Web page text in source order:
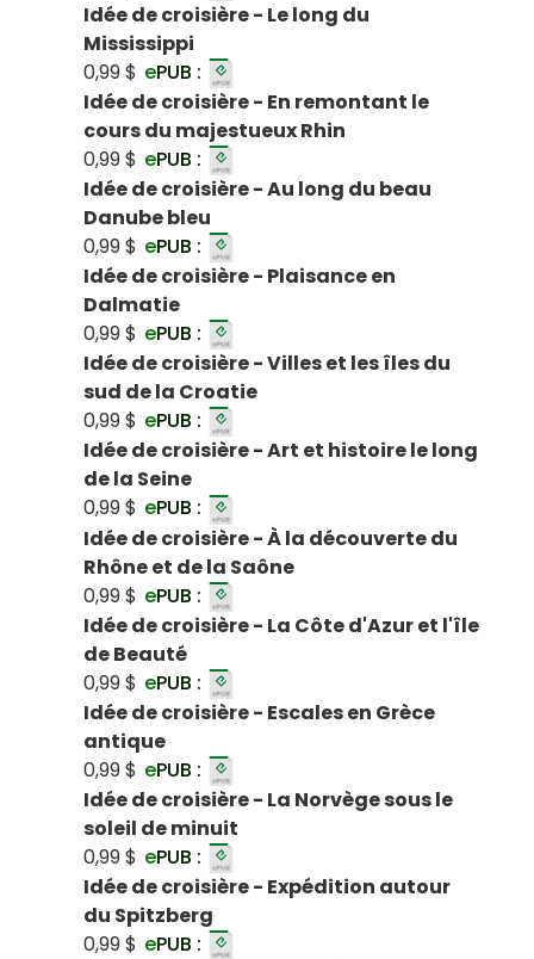
Idée de croisière - Le long du
Mississippi
0,99 $ ePUB :
Idée de croisière - En remontant le
cours du majestueux Rhin
0,99 $ ePUB :
Idée de croisière - Au long du beau
Danube bleu
0,99 $ ePUB :
Idée de croisière - Plaisance en
Dalmatie
0,99 $ ePUB :
Idée de croisière - Villes et les îles du
sud de la Croatie
0,99 $ ePUB :
Idée de croisière - Art et histoire le long
de la Seine
0,99 $ ePUB :
Idée de croisière - À la découverte du
Rhône et de la Saône
0,99 $ ePUB :
Idée de croisière - La Côte d'Azur et l'île
de Beauté
0,99 $ ePUB :
Idée de croisière - Escales en Grèce
antique
0,99 $ ePUB :
Idée de croisière - La Norvège sous le
soleil de minuit
0,99 $ ePUB :
Idée de croisière - Expédition autour
du Spitzberg
0,99 $ ePUB :